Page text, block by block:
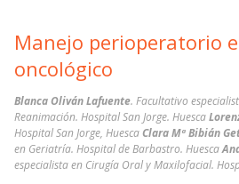
Manejo perioperatorio
oncológico
Blanca Oliván Lafuente. Facultativo
Reanimación. Hospital San Jorge. Huesca
Hospital San Jorge, HuescaClara Mª Bibián
en Geriatría. Hospital de Barbastro. Huesca
especialista en Cirugía Oral y Maxilofacial.